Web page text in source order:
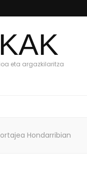
eta argazkilaritza
Hondarribian